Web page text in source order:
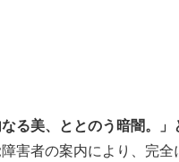
る美、ととのう暗闇。」
害者の案内により、完全